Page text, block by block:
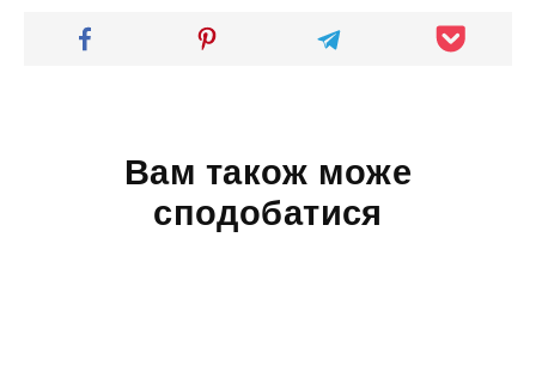
Вам також може
сподобатися